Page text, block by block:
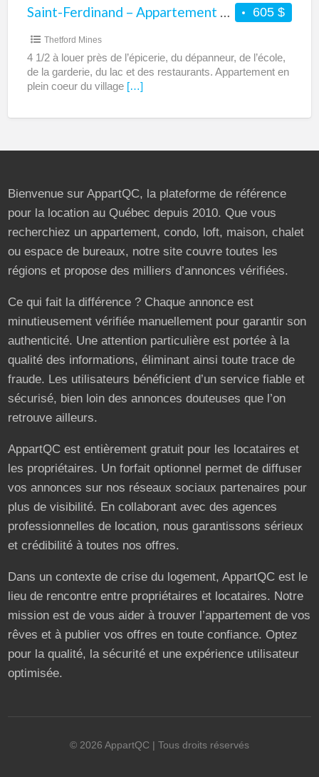
605 $
Saint-Ferdinand – Appartement 4 1/2 à louer
Thetford Mines
4 1/2 à louer près de l’épicerie, du dépanneur, de l’école,
de la garderie, du lac et des restaurants. Appartement en
plein coeur du village […]
Bienvenue sur AppartQC, la plateforme de référence
pour la location au Québec depuis 2010. Que vous
recherchiez un appartement, condo, loft, maison, chalet
ou espace de bureaux, notre site couvre toutes les
régions et propose des milliers d’annonces vérifiées.
Ce qui fait la différence ? Chaque annonce est
minutieusement vérifiée manuellement pour garantir son
authenticité. Une attention particulière est portée à la
qualité des informations, éliminant ainsi toute trace de
fraude. Les utilisateurs bénéficient d’un service fiable et
sécurisé, bien loin des annonces douteuses que l’on
retrouve ailleurs.
AppartQC est entièrement gratuit pour les locataires et
les propriétaires. Un forfait optionnel permet de diffuser
vos annonces sur nos réseaux sociaux partenaires pour
plus de visibilité. En collaborant avec des agences
professionnelles de location, nous garantissons sérieux
et crédibilité à toutes nos offres.
Dans un contexte de crise du logement, AppartQC est le
lieu de rencontre entre propriétaires et locataires. Notre
mission est de vous aider à trouver l’appartement de vos
rêves et à publier vos offres en toute confiance. Optez
pour la qualité, la sécurité et une expérience utilisateur
optimisée.
© 2026 AppartQC | Tous droits réservés